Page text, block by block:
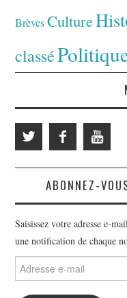
Brèves Culture
classé
ABONNEZ-
Saisissez votre adresse e-
une notification de chaque
Adresse
e-